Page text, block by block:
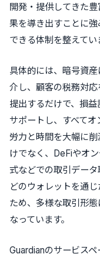
開発・提供してきた
果を導き出すことに
できる体制を整えてい
具体的には、暗号資
介し、顧客の税務対
提出するだけで、損
サポートし、すべて
労力と時間を大幅に
けでなく、DeFiやオ
式などでの取引デー
どのウォレットを通
ため、多様な取引形
なっています。
Guardianのサービスペ